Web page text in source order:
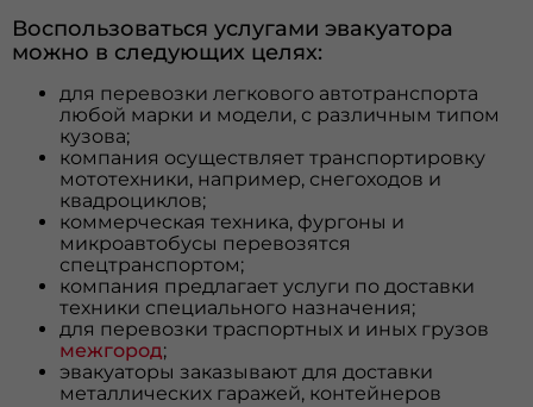
Воспользоваться услугами эвакуатора
можно в следующих целях:
для перевозки легкового автотранспорта
любой марки и модели, с различным типом
кузова;
компания осуществляет транспортировку
мототехники, например, снегоходов и
квадроциклов;
коммерческая техника, фургоны и
микроавтобусы перевозятся
спецтранспортом;
компания предлагает услуги по доставки
техники специального назначения;
для перевозки траспортных и иных грузов
межгород;
эвакуаторы заказывают для доставки
металлических гаражей, контейнеров